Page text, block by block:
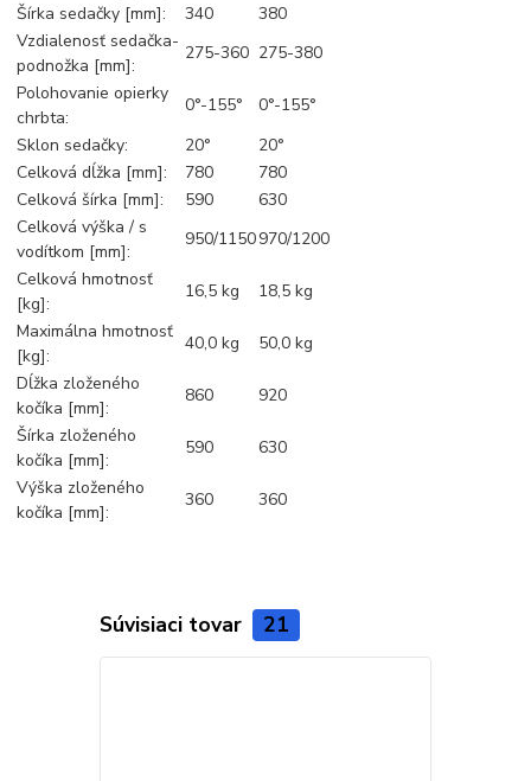
Šírka sedačky [mm]:
340
380
Vzdialenosť sedačka-
podnožka [mm]:
275-360 275-380
Polohovanie opierky
chrbta:
0°-155°
0°-155°
Sklon sedačky:
20°
20°
Celková dĺžka [mm]:
780
780
Celková šírka [mm]:
590
630
Celková výška / s
vodítkom [mm]:
950/1150970/1200
Celková hmotnosť
[kg]:
16,5 kg
18,5 kg
Maximálna hmotnosť
[kg]:
40,0 kg
50,0 kg
Dĺžka zloženého
kočíka [mm]:
860
920
Šírka zloženého
kočíka [mm]:
590
630
Výška zloženého
kočíka [mm]:
360 360
Súvisiaci tovar 21